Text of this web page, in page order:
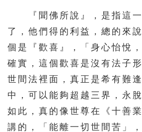
『聞佛所說』，是指這一
了，他們得的利益，總的來
個是『歡喜』，「身心怡悅
確實，這個歡喜是沒有法子
世間法裡面，真正是希有難
中，可以能夠超越三界，永
如此，真的像世尊在《十善
講的，「能離一切世間苦」